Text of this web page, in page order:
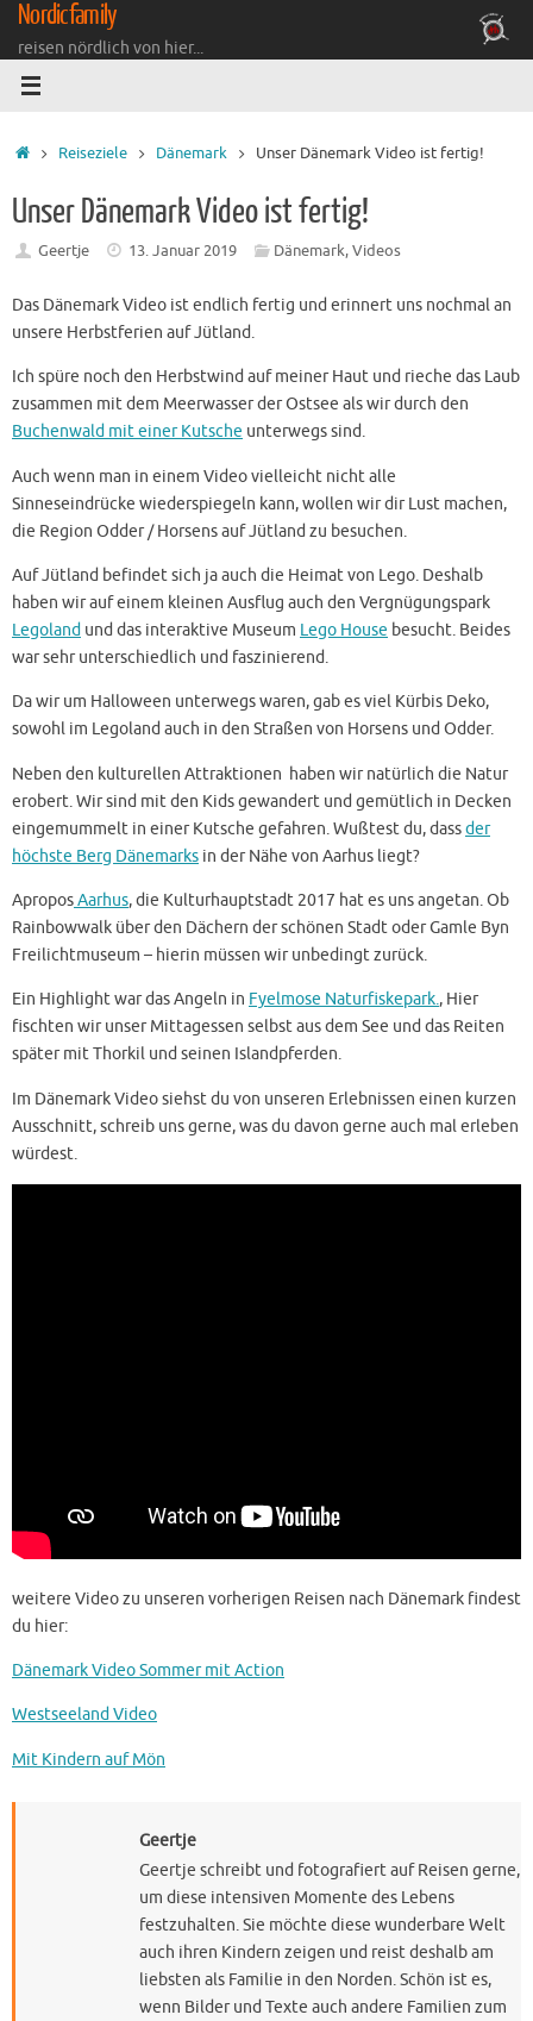
Zum
Inhalt
springen
Nordicfamily
reisen nördlich von hier...
Startseite
Reiseziele Dänemark Unser Dänemark Video ist fertig!
Unser Dänemark Video ist fertig!
Geertje 13. Januar 2019 Dänemark,Videos
Das Dänemark Video ist endlich fertig und erinnert uns nochmal an
unsere Herbstferien auf Jütland.
Ich spüre noch den Herbstwind auf meiner Haut und rieche das Laub
zusammen mit dem Meerwasser der Ostsee als wir durch den
Buchenwald mit einer Kutsche unterwegs sind.
Auch wenn man in einem Video vielleicht nicht alle
Sinneseindrücke wiederspiegeln kann, wollen wir dir Lust machen,
die Region Odder / Horsens auf Jütland zu besuchen.
Auf Jütland befindet sich ja auch die Heimat von Lego. Deshalb
haben wir auf einem kleinen Ausflug auch den Vergnügungspark
Legoland und das interaktive Museum Lego House besucht. Beides
war sehr unterschiedlich und faszinierend.
Da wir um Halloween unterwegs waren, gab es viel Kürbis Deko,
sowohl im Legoland auch in den Straßen von Horsens und Odder.
Neben den kulturellen Attraktionen haben wir natürlich die Natur
erobert. Wir sind mit den Kids gewandert und gemütlich in Decken
eingemummelt in einer Kutsche gefahren. Wußtest du, dassder
höchste Berg Dänemarks in der Nähe von Aarhus liegt?
AproposAarhus, die Kulturhauptstadt 2017 hat es uns angetan. Ob
Rainbowwalk über den Dächern der schönen Stadt oder Gamle Byn
Freilichtmuseum – hierin müssen wir unbedingt zurück.
Ein Highlight war das Angeln in Fyelmose Naturfiskepark., Hier
fischten wir unser Mittagessen selbst aus dem See und das Reiten
später mit Thorkil und seinen Islandpferden.
Im Dänemark Video siehst du von unseren Erlebnissen einen kurzen
Ausschnitt, schreib uns gerne, was du davon gerne auch mal erleben
würdest.
weitere Video zu unseren vorherigen Reisen nach Dänemark findest
du hier:
Dänemark Video Sommer mit Action
Westseeland Video
Mit Kindern auf Mön
Geertje
Geertje schreibt und fotografiert auf Reisen gerne,
um diese intensiven Momente des Lebens
festzuhalten. Sie möchte diese wunderbare Welt
auch ihren Kindern zeigen und reist deshalb am
liebsten als Familie in den Norden. Schön ist es,
wenn Bilder und Texte auch andere Familien zum